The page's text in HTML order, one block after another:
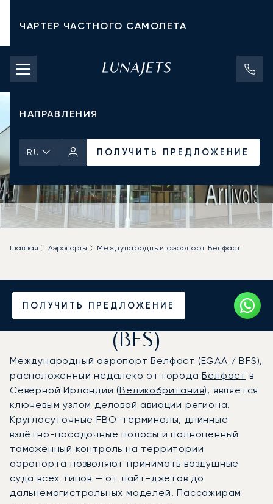
ЧАРТЕР ЧАСТНОГО САМОЛЕТА
СТОИМОСТЬ ЧАРТЕРА
ЧАСТНЫЕ САМОЛЕТЫ
НАПРАВЛЕНИЯ
RU ПОЛУЧИТЬ ПРЕДЛОЖЕНИЕ
ПОЛУЧИТЬ ПРЕДЛОЖЕНИЕ
Главная Аэропорты Международный аэропорт Белфаст
Частный джет в
аэропорт Белфаст
(BFS)
Международный аэропорт Белфаст (EGAA / BFS),
расположенный недалеко от городаБелфаст в
Северной Ирландии (Великобритания), является
ключевым узлом деловой авиации региона.
Круглосуточные FBO-терминалы, длинные
взлётно-посадочные полосы и полноценный
таможенный контроль на территории
аэропорта позволяют принимать воздушные
суда всех типов — от лайт-джетов до
дальнемагистральных моделей. Пассажирам